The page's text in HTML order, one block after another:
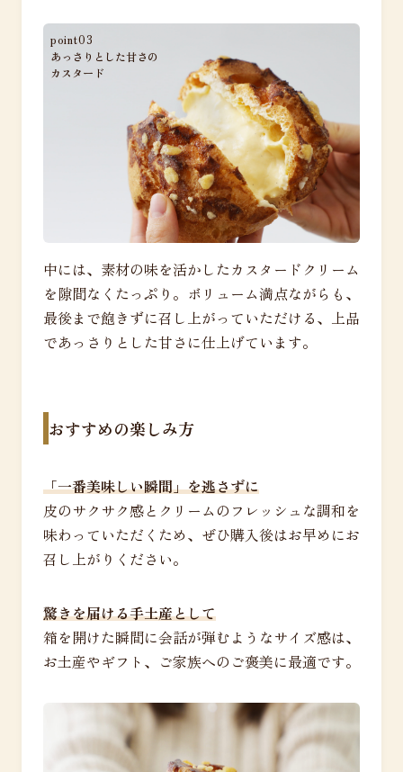
point03
あっさりとした甘さの
カスタード
中には、素材の味を活かしたカスタードクリーム
を隙間なくたっぷり。ボリューム満点ながらも、
最後まで飽きずに召し上がっていただける、上品
であっさりとした甘さに仕上げています。
おすすめの楽しみ方
「一番美味しい瞬間」を逃さずに
皮のサクサク感とクリームのフレッシュな調和を
味わっていただくため、ぜひ購入後はお早めにお
召し上がりください。
驚きを届ける手土産として
箱を開けた瞬間に会話が弾むようなサイズ感は、
お土産やギフト、ご家族へのご褒美に最適です。